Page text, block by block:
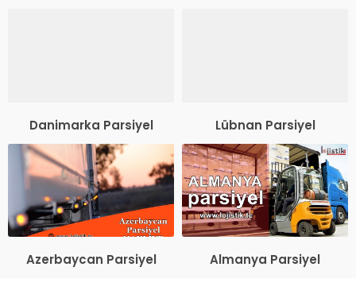
Danimarka Parsiyel Lübnan Parsiyel
Azerbaycan Parsiyel Almanya Parsiyel